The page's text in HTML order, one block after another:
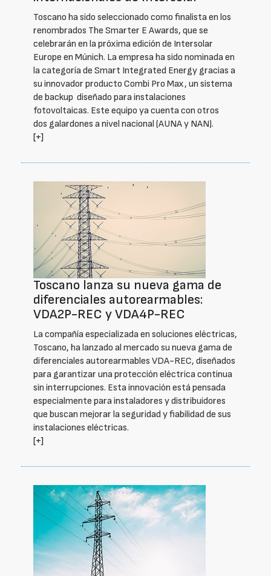
Toscano ha sido seleccionado como finalista en los
renombrados The Smarter E Awards, que se
celebrarán en la próxima edición de Intersolar
Europe en Múnich. La empresa ha sido nominada en
la categoría de Smart Integrated Energy gracias a
su innovador producto Combi Pro Max, un sistema
de backup diseñado para instalaciones
fotovoltaicas. Este equipo ya cuenta con otros
dos galardones a nivel nacional (AUNA y NAN).
[+]
Toscano lanza su nueva gama de
diferenciales autorearmables:
VDA2P-REC y VDA4P-REC
La compañía especializada en soluciones eléctricas,
Toscano, ha lanzado al mercado su nueva gama de
diferenciales autorearmables VDA-REC, diseñados
para garantizar una protección eléctrica continua
sin interrupciones. Esta innovación está pensada
especialmente para instaladores y distribuidores
que buscan mejorar la seguridad y fiabilidad de sus
instalaciones eléctricas.
[+]